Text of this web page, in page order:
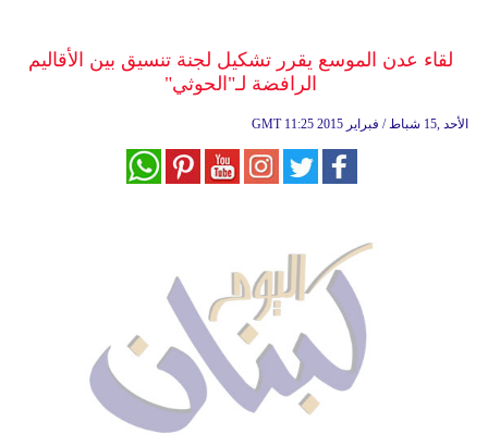
وموسيقى
لقاء عدن الموسع يقرر تشكيل لجنة تنسيق بين الأقاليم
الرافضة لـ"الحوثي"
GMT 11:25 2015 الأحد ,15 شباط / فبراير